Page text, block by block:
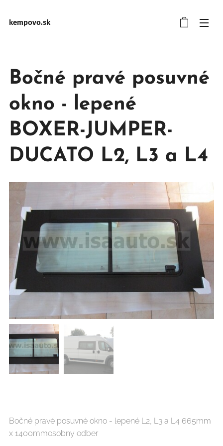
kempovo.sk
Bočné pravé posuvné
okno - lepené
BOXER-JUMPER-
DUCATO L2, L3 a L4
Bočné pravé posuvné okno - lepené L2, L3 a L4 665mm
x 1400mmosobny odber